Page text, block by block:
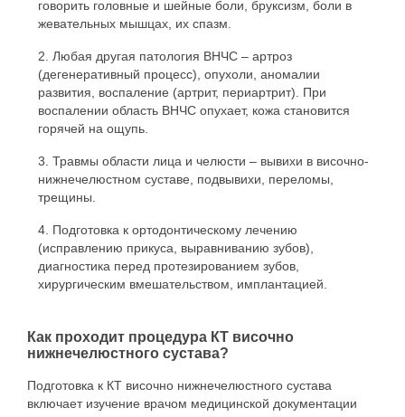
говорить головные и шейные боли, бруксизм, боли в
жевательных мышцах, их спазм.
Любая другая патология ВНЧС – артроз
(дегенеративный процесс), опухоли, аномалии
развития, воспаление (артрит, периартрит). При
воспалении область ВНЧС опухает, кожа становится
горячей на ощупь.
Травмы области лица и челюсти – вывихи в височно-
нижнечелюстном суставе, подвывихи, переломы,
трещины.
Подготовка к ортодонтическому лечению
(исправлению прикуса, выравниванию зубов),
диагностика перед протезированием зубов,
хирургическим вмешательством, имплантацией.
Как проходит процедура КТ височно
нижнечелюстного сустава?
Подготовка к КТ височно нижнечелюстного сустава
включает изучение врачом медицинской документации